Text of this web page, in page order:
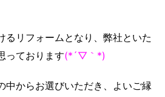
るリフォームとなり、弊社といた
っております(*´▽｀*)
中からお選びいただき、よいご縁